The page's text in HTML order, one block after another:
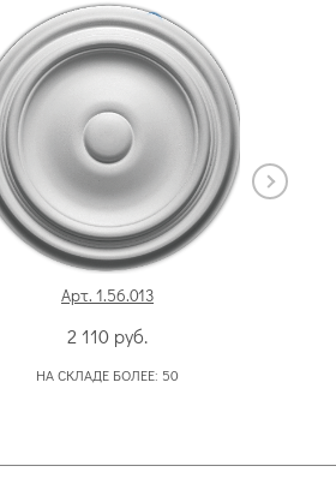
Арт. 1.56.013
2 110 руб.
НА СКЛАДЕ БОЛЕЕ: 50